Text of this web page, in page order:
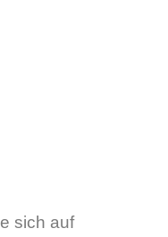
sich auf